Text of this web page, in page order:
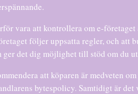
vara att kontrollera om e-
följer uppsatta regler, och att
ger det dig möjlighet till stöd om du
att köparen är medveten
bytespolicy. Samtidigt är